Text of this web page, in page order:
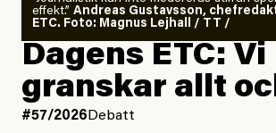
effekt.” Andreas Gustavsson,
ETC. Foto: Magnus Lejhall / TT /
Dagens ETC: Vi
granskar allt
#57/2026 Debatt